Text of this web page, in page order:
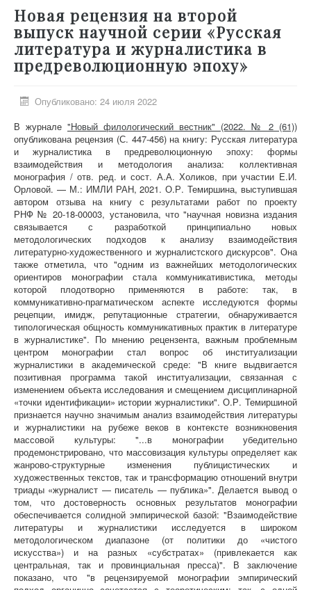
Новая рецензия на второй
выпуск научной серии «Русская
литература и журналистика в
предреволюционную эпоху»
Опубликовано: 24 июля 2022
В журнале "Новый филологический вестник" (2022. № 2 (61))
опубликована рецензия (С. 447-456) на книгу: Русская литература
и журналистика в предреволюционную эпоху: формы
взаимодействия и методология анализа: коллективная
монография / отв. ред. и сост. А.А. Холиков, при участии Е.И.
Орловой. — М.: ИМЛИ РАН, 2021. О.Р. Темиршина, выступившая
автором отзыва на книгу с результатами работ по проекту
РНФ №20-18-00003, установила, что "научная новизна издания
связывается с разработкой принципиально новых
методологических подходов к анализу взаимодействия
литературно-художественного и журналистского дискурсов". Она
также отметила, что "одним из важнейших методологических
ориентиров монографии стала коммуникативистика, методы
которой плодотворно применяются в работе: так, в
коммуникативно-прагматическом аспекте исследуются формы
рецепции, имидж, репутационные стратегии, обнаруживается
типологическая общность коммуникативных практик в литературе
в журналистике". По мнению рецензента, важным проблемным
центром монографии стал вопрос об институализации
журналистики в академической среде: "В книге выдвигается
позитивная программа такой институализации, связанная с
изменением объекта исследования и смещением дисциплинарной
«точки идентификации» истории журналистики". О.Р. Темиршиной
признается научно значимым анализ взаимодействия литературы
и журналистики на рубеже веков в контексте возникновения
массовой культуры: "...в монографии убедительно
продемонстрировано, что массовизация культуры определяет как
жанрово-структурные изменения публицистических и
художественных текстов, так и трансформацию отношений внутри
триады «журналист — писатель — публика»". Делается вывод о
том, что достоверность основных результатов монографии
обеспечивается солидной эмпирической базой: "Взаимодействие
литературы и журналистики исследуется в широком
методологическом диапазоне (от политики до «чистого
искусства») и на разных «субстратах» (привлекается как
центральная, так и провинциальная пресса)". В заключение
показано, что "в рецензируемой монографии эмпирический